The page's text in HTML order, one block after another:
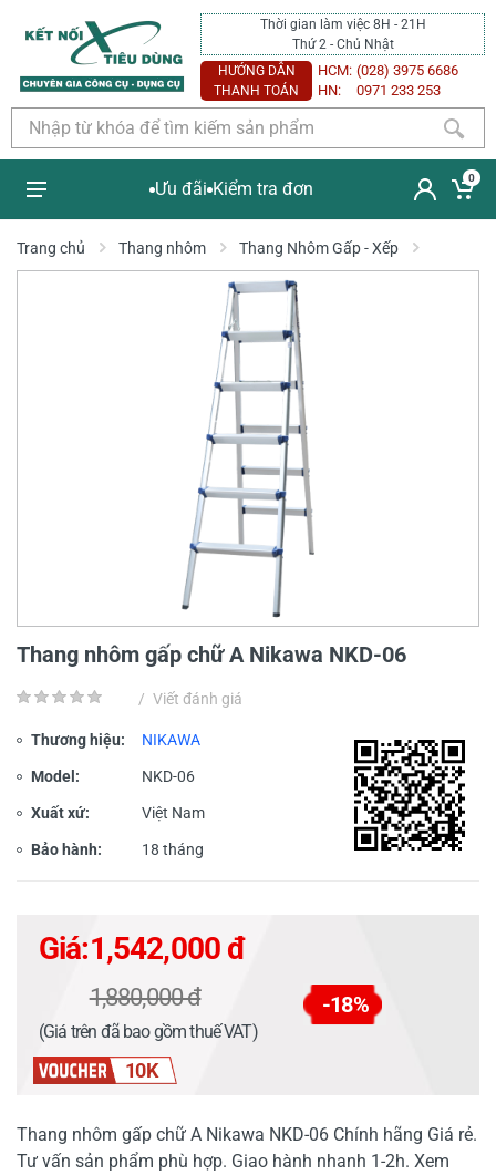
Thời gian làm việc 8H - 21H
Thứ 2 - Chủ Nhật
HƯỚNG DẪN
THANH TOÁN
HCM: (028) 3975 6686
HN:
0971 233 253
Ưu đãi Kiểm tra đơn
0
Trang chủ Thang nhôm Thang Nhôm Gấp - Xếp
Thang nhôm gấp chữ A Nikawa NKD-06
/ Viết đánh giá
Thương hiệu: NIKAWA
Model: NKD-06
Xuất xứ: Việt Nam
Bảo hành: 18 tháng
Giá:1,542,000 đ
1,880,000 đ -18%
(Giá trên đã bao gồm thuế VAT)
10K
Thang nhôm gấp chữ A Nikawa NKD-06 Chính hãng Giá rẻ.
Tư vấn sản phẩm phù hợp. Giao hành nhanh 1-2h. Xem